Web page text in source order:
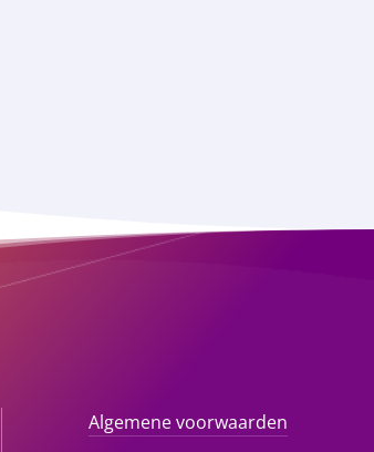
Algemene voorwaarden